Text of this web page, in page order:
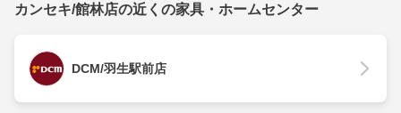
カンセキ/館林店の近くの家具・ホームセンター
DCM/羽生駅前店